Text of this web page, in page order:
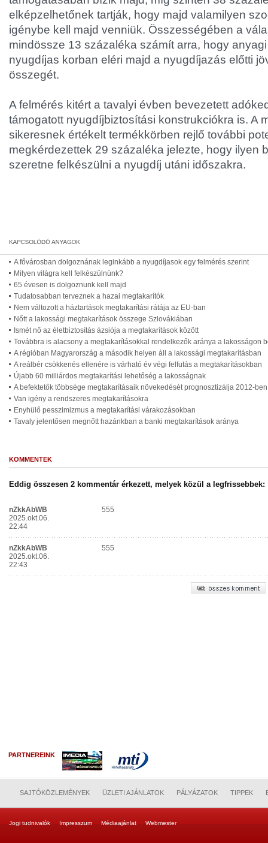
elképzelhetőnek tartják, hogy majd valamilyen
igénybe kell majd venniük. Összességében a
mindössze 13 százaléka számít arra, hogy
nyugdíjas korban eléri majd a nyugdíjazás előtti
összegét.
A felmérés kitért a tavalyi évben bevezetett
támogatott nyugdíjbiztosítási konstrukciókra is. A
sikeresnek értékelt termékkörben rejlő további
megkérdezettek 29 százaléka jelezte, hogy ilyen
szeretne felkészülni a nyugdíj utáni időszakra.
A fővárosban dolgoznának leginkább a nyugdíjasok egy felmérés szerint
Milyen világra kell felkészülnünk?
65 évesen is dolgoznunk kell majd
Tudatosabban terveznek a hazai megtakarítók
Nem változott a háztartások megtakarítási rátája az EU-ban
Nőtt a lakossági megtakarítások összege Szlovákiában
Ismét nő az életbiztosítás ázsiója a megtakarítások között
Továbbra is alacsony a megtakarításokkal rendelkezők aránya a lakosságon
A régióban Magyarország a második helyen áll a lakossági megtakarításban
A reálbér csökkenés ellenére is várható év végi felfutás a megtakarításokban
Újabb 60 milliárdos megtakarítási lehetőség a lakosságnak
A befektetők többsége megtakarításaik növekedését prognosztizálja 2012-ben
Van igény a rendszeres megtakarításokra
Enyhülő pesszimizmus a megtakarítási várakozásokban
Tavaly jelentősen megnőtt hazánkban a banki megtakarítások aránya
PARTNEREINK
SAJTÓKÖZLEMÉNYEK ÜZLETI AJÁNLATOK PÁLYÁZATOK TIPPEK
Jogi tudnivalók Impresszum Médiaajánlat Webmester